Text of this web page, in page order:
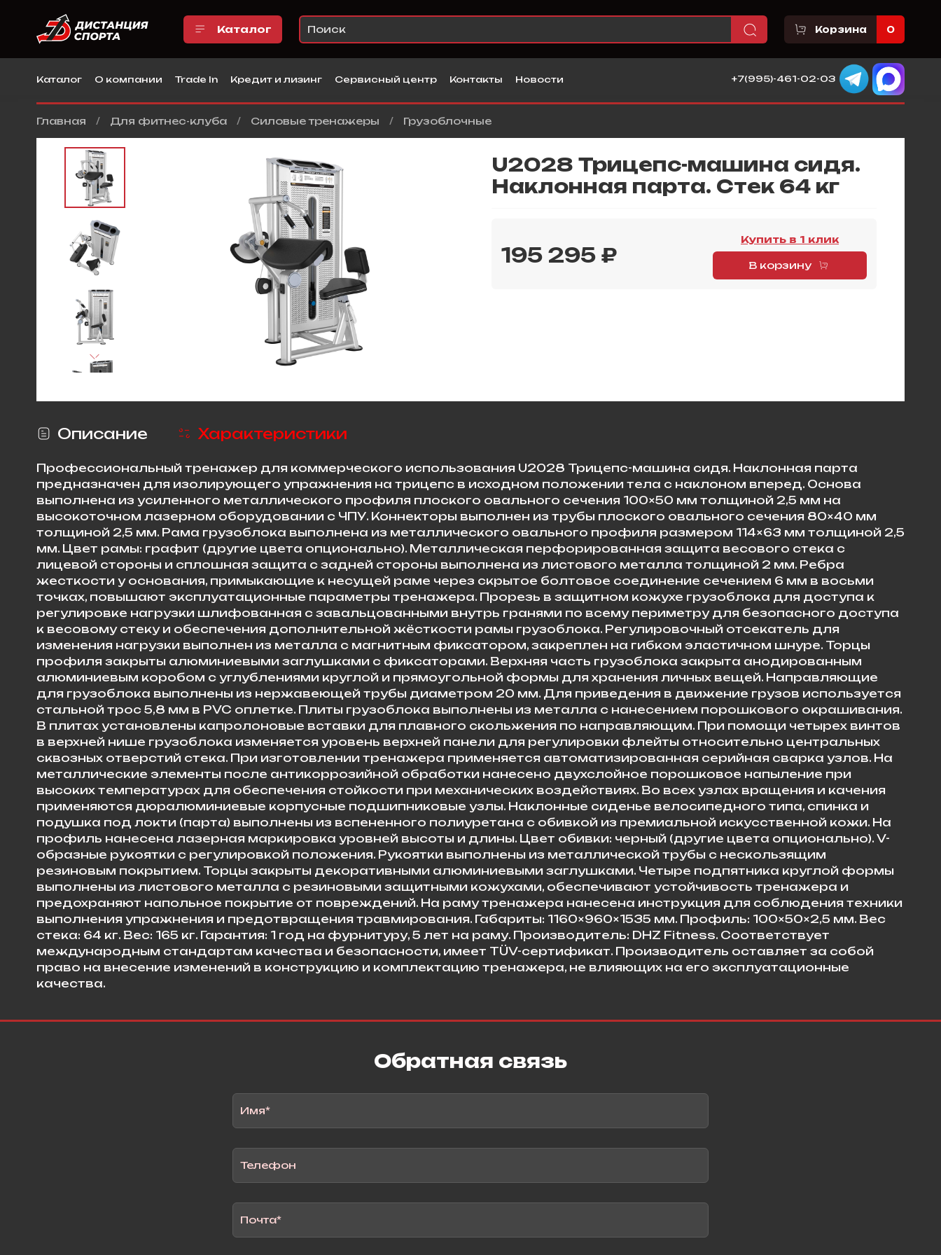
Каталог Корзина 0
Каталог О компании Trade In Кредит и лизинг Сервисный центр Контакты Новости +7(995)-461-02-03
Главная Для фитнес-клуба Силовые тренажеры Грузоблочные
U2028 Трицепс-машина сидя.
Наклонная парта. Стек 64 кг
195 295 ₽
Купить в 1 клик
В корзину
Описание Характеристики
Профессиональный тренажер для коммерческого использования U2028 Трицепс-машина сидя. Наклонная парта
предназначен для изолирующего упражнения на трицепс в исходном положении тела с наклоном вперед. Основа
выполнена из усиленного металлического профиля плоского овального сечения 100×50 мм толщиной 2,5 мм на
высокоточном лазерном оборудовании с ЧПУ. Коннекторы выполнен из трубы плоского овального сечения 80×40 мм
толщиной 2,5 мм. Рама грузоблока выполнена из металлического овального профиля размером 114×63 мм толщиной 2,5
мм. Цвет рамы: графит (другие цвета опционально). Металлическая перфорированная защита весового стека с
лицевой стороны и сплошная защита с задней стороны выполнена из листового металла толщиной 2 мм. Ребра
жесткости у основания, примыкающие к несущей раме через скрытое болтовое соединение сечением 6 мм в восьми
точках, повышают эксплуатационные параметры тренажера. Прорезь в защитном кожухе грузоблока для доступа к
регулировке нагрузки шлифованная с завальцованными внутрь гранями по всему периметру для безопасного доступа
к весовому стеку и обеспечения дополнительной жёсткости рамы грузоблока. Регулировочный отсекатель для
изменения нагрузки выполнен из металла с магнитным фиксатором, закреплен на гибком эластичном шнуре. Торцы
профиля закрыты алюминиевыми заглушками с фиксаторами. Верхняя часть грузоблока закрыта анодированным
алюминиевым коробом с углублениями круглой и прямоугольной формы для хранения личных вещей. Направляющие
для грузоблока выполнены из нержавеющей трубы диаметром 20 мм. Для приведения в движение грузов используется
стальной трос 5,8 мм в PVC оплетке. Плиты грузоблока выполнены из металла с нанесением порошкового окрашивания.
В плитах установлены капролоновые вставки для плавного скольжения по направляющим. При помощи четырех винтов
в верхней нише грузоблока изменяется уровень верхней панели для регулировки флейты относительно центральных
сквозных отверстий стека. При изготовлении тренажера применяется автоматизированная серийная сварка узлов. На
металлические элементы после антикоррозийной обработки нанесено двухслойное порошковое напыление при
высоких температурах для обеспечения стойкости при механических воздействиях. Во всех узлах вращения и качения
применяются дюралюминиевые корпусные подшипниковые узлы. Наклонные сиденье велосипедного типа, спинка и
подушка под локти (парта) выполнены из вспененного полиуретана с обивкой из премиальной искусственной кожи. На
профиль нанесена лазерная маркировка уровней высоты и длины. Цвет обивки: черный (другие цвета опционально). V-
образные рукоятки с регулировкой положения. Рукоятки выполнены из металлической трубы с нескользящим
резиновым покрытием. Торцы закрыты декоративными алюминиевыми заглушками. Четыре подпятника круглой формы
выполнены из листового металла с резиновыми защитными кожухами, обеспечивают устойчивость тренажера и
предохраняют напольное покрытие от повреждений. На раму тренажера нанесена инструкция для соблюдения техники
выполнения упражнения и предотвращения травмирования. Габариты: 1160×960×1535 мм. Профиль: 100×50×2,5 мм. Вес
стека: 64 кг. Вес: 165 кг. Гарантия: 1 год на фурнитуру, 5 лет на раму. Производитель: DHZ Fitness. Соответствует
международным стандартам качества и безопасности, имеет TÜV-сертификат. Производитель оставляет за собой
право на внесение изменений в конструкцию и комплектацию тренажера, не влияющих на его эксплуатационные
качества.
Обратная связь